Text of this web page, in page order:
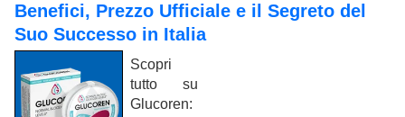
Benefici, Prezzo Ufficiale e il Segreto del
Suo Successo in Italia
Scopri
tutto su
Glucoren: